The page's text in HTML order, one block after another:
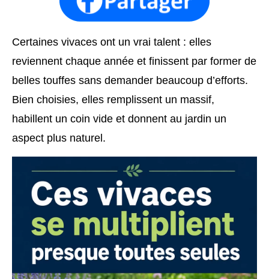
Certaines vivaces ont un vrai talent : elles
reviennent chaque année et finissent par former de
belles touffes sans demander beaucoup d’efforts.
Bien choisies, elles remplissent un massif,
habillent un coin vide et donnent au jardin un
aspect plus naturel.